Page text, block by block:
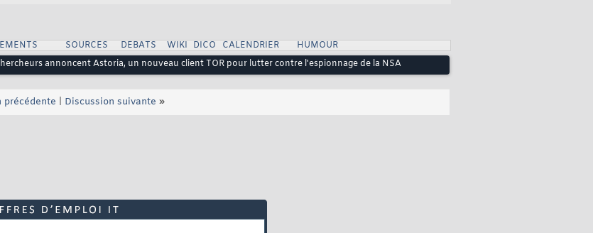
SOURCES DEBATS WIKI DICO CALENDRIER
HUMOUR
annoncent Astoria, un nouveau client TOR pour lutter contre l'espionnage de la NSA
précédente Discussion suivante »